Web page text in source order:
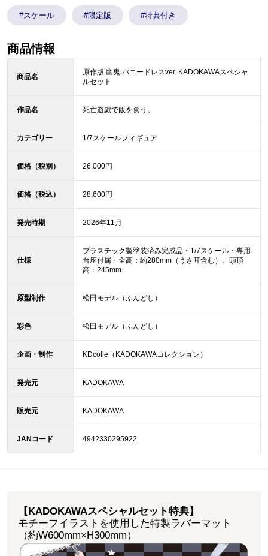
#スケール #限定版 #特典付き
商品情報
商品名
原作版 幽鬼 バニードレスver. KADOKAWAスペシャ
ルセット
作品名 死亡遊戯で飯を食う。
カテゴリー 1/7スケールフィギュア
価格（税別） 26,000円
価格（税込） 28,600円
発売時期 2026年11月
仕様
プラスチック製塗装済み完成品・1/7スケール・専用
台座付属・全高：約280mm（うさ耳含む）、頭頂
高：245mm
原型制作 松田モデル（ふんどし）
彩色 松田モデル（ふんどし）
企画・制作 KDcolle（KADOKAWAコレクション）
発売元 KADOKAWA
販売元 KADOKAWA
JANコード 4942330295922
【KADOKAWAスペシャルセット特典】
モチーフイラストを使用した特製ラバーマット
（約W600mm×H300mm）